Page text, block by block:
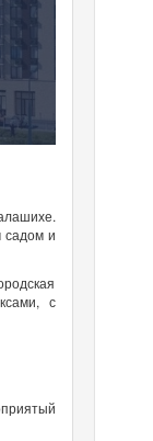
садом и
с